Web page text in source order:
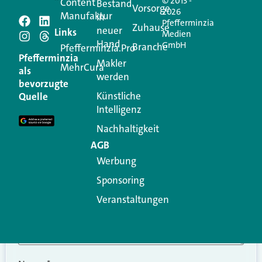
Schreiben Sie einen
Kommentar
Ihre E-Mail-Adresse wird nicht veröffentlicht.
Erforderliche Felder sind mit
Kommentar
Pfefferminzia
als
bevorzugte
Quelle
Manufaktur
Links
Pfefferminzia.Pro
MehrCura
Bestand
in
neuer
Hand
Makler
werden
Künstliche
Intelligenz
Nachhaltigkeit
AGB
Werbung
Sponsoring
Veranstaltungen
Vorsorge
Zuhause
Branche
2026
Pfefferminzia
Medien
GmbH